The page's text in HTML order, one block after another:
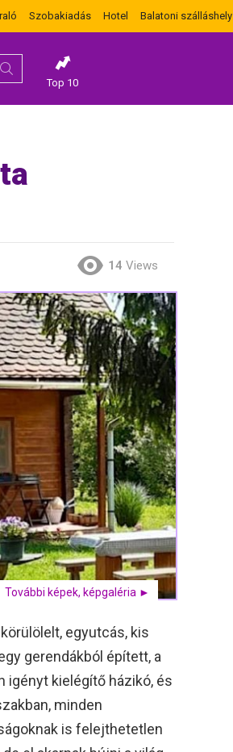
Szobakiadás Hotel Balatoni szálláshely
Top 10
14 Views
További képek, képgaléria ►
egyutcás, kis
gerendákból épített, a
igényt kielégítő házikó, és
minden
is felejthetetlen